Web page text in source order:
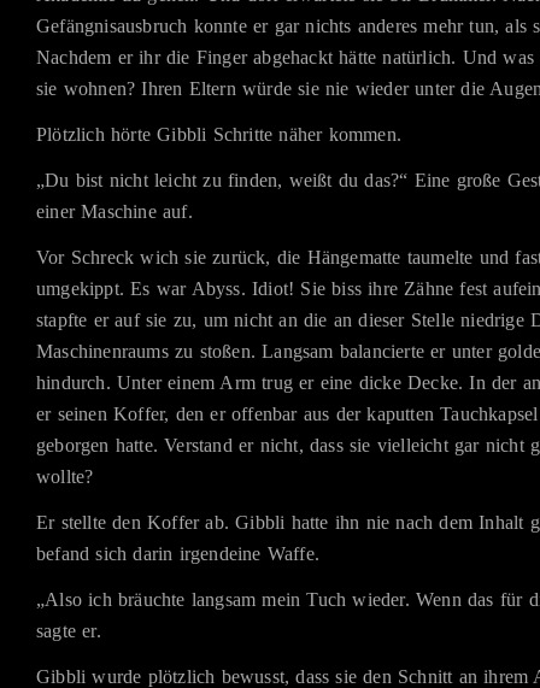
Gefängnisausbruch konnte er gar nichts anderes mehr tun, als
Nachdem er ihr die Finger abgehackt hätte natürlich. Und was
sie wohnen? Ihren Eltern würde sie nie wieder unter die
Plötzlich hörte Gibbli Schritte näher kommen.
„Du bist nicht leicht zu finden, weißt du das?“ Eine große
einer Maschine auf.
Vor Schreck wich sie zurück, die Hängematte taumelte und
umgekippt. Es war Abyss. Idiot! Sie biss ihre Zähne fest
stapfte er auf sie zu, um nicht an die an dieser Stelle niedrige
Maschinenraums zu stoßen. Langsam balancierte er unter
hindurch. Unter einem Arm trug er eine dicke Decke. In der
er seinen Koffer, den er offenbar aus der kaputten
geborgen hatte. Verstand er nicht, dass sie vielleicht gar nicht
wollte?
Er stellte den Koffer ab. Gibbli hatte ihn nie nach dem Inhalt
befand sich darin irgendeine Waffe.
„Also ich bräuchte langsam mein Tuch wieder. Wenn das für
sagte er.
Gibbli wurde plötzlich bewusst, dass sie den Schnitt an ihrem